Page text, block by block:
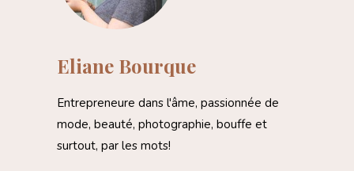
Eliane Bourque
Entrepreneure dans l'âme, passionnée de
mode, beauté, photographie, bouffe et
surtout, par les mots!